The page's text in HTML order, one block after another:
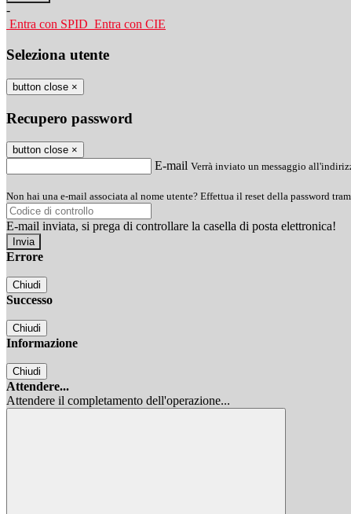
-
Entra con SPID Entra con CIE
Seleziona utente
button close ×
Recupero password
button close ×
E-mail Verrà inviato un messaggio
Non hai una e-mail associata al nome utente? Effettua il reset della password
E-mail inviata, si prega di controllare la casella di posta elettronica!
Errore
Chiudi
Successo
Chiudi
Informazione
Chiudi
Attendere...
Attendere il completamento dell'operazione...